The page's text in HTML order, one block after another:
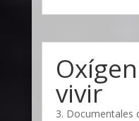
vivir
3. Documentales